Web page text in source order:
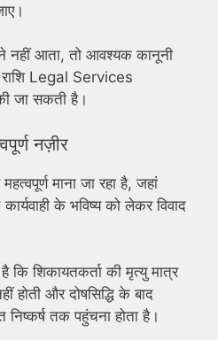
नहीं आता, तो आवश्यक कानूनी
राशि Legal Services
जा सकती है।
नज़ीर
माना जा रहा है, जहां
के भविष्य को लेकर विवाद
कि शिकायतकर्ता की मृत्यु मात्र
होती और दोषसिद्धि के बाद
निष्कर्ष तक पहुंचना होता है।